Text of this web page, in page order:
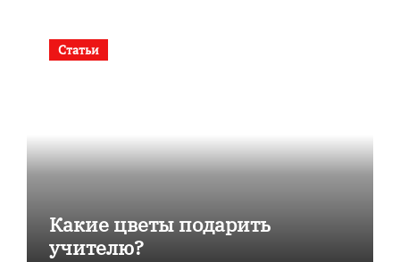
Статьи
Какие цветы подарить
учителю?